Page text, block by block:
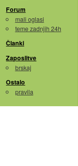
Forum
mali oglasi
teme zadnjih 24h
Članki
Zaposlitve
brskaj
Ostalo
pravila